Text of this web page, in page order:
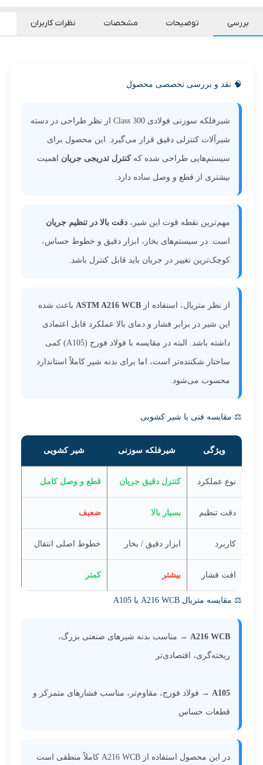
بررسی توضیحات مشخصات نظرات کاربران
🧠 نقد و بررسی تخصصی محصول
شیرفلکه سوزنی فولادی Class 300 از نظر طراحی در دسته
شیرآلات کنترلی دقیق قرار می‌گیرد. این محصول برای
سیستم‌هایی طراحی شده کهکنترل تدریجی جریان اهمیت
بیشتری از قطع و وصل ساده دارد.
مهم‌ترین نقطه قوت این شیر، دقت بالا در تنظیم جریان
است. در سیستم‌های بخار، ابزار دقیق و خطوط حساس،
کوچک‌ترین تغییر در جریان باید قابل کنترل باشد.
از نظر متریال، استفاده از ASTM A216 WCB باعث شده
این شیر در برابر فشار و دمای بالا عملکرد قابل اعتمادی
داشته باشد. البته در مقایسه با فولاد فورج (A105) کمی
ساختار شکننده‌تر است، اما برای بدنه شیر کاملاً استاندارد
محسوب می‌شود.
⚖️ مقایسه فنی با شیر کشویی
ویژگی شیرفلکه سوزنی شیر کشویی
نوع عملکرد کنترل دقیق جریان قطع و وصل کامل
دقت تنظیم بسیار بالا ضعیف
کاربرد ابزار دقیق / بخار خطوط اصلی انتقال
افت فشار بیشتر کمتر
⚖️ مقایسه متریال A216 WCB با A105
A216 WCB → مناسب بدنه شیرهای صنعتی بزرگ،
ریخته‌گری، اقتصادی‌تر
A105 → فولاد فورج، مقاوم‌تر، مناسب فشارهای متمرکز و
قطعات حساس
در این محصول استفاده از A216 WCB کاملاً منطقی است